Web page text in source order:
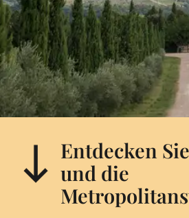
Entdecken
und die